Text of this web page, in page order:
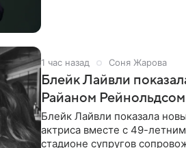
1 час назад Соня Жарова
Блейк Лайвли
Райаном Рейнольдсом
Блейк Лайвли показала
актриса вместе с 49-
стадионе супругов